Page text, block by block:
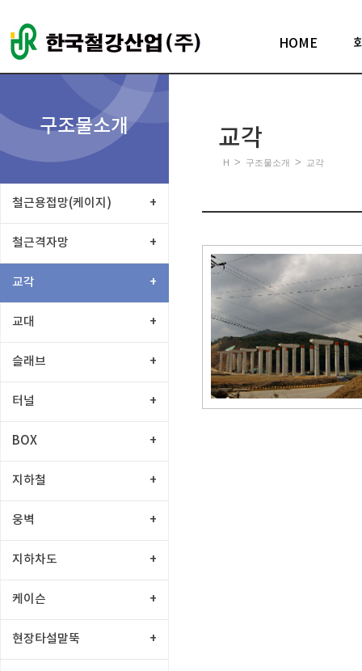
HOME
구조물소개
철근용접망(케이지) +
철근격자망 +
교각 +
교대 +
슬래브 +
터널 +
BOX +
지하철 +
웅벽 +
지하차도 +
케이슨 +
현장타설말뚝 +
교각
H > 구조물소개 > 교각